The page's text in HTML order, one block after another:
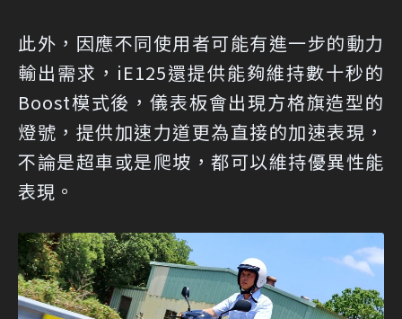
此外，因應不同使用者可能有進一步的動力
輸出需求，iE125還提供能夠維持數十秒的
Boost模式後，儀表板會出現方格旗造型的
燈號，提供加速力道更為直接的加速表現，
不論是超車或是爬坡，都可以維持優異性能
表現。